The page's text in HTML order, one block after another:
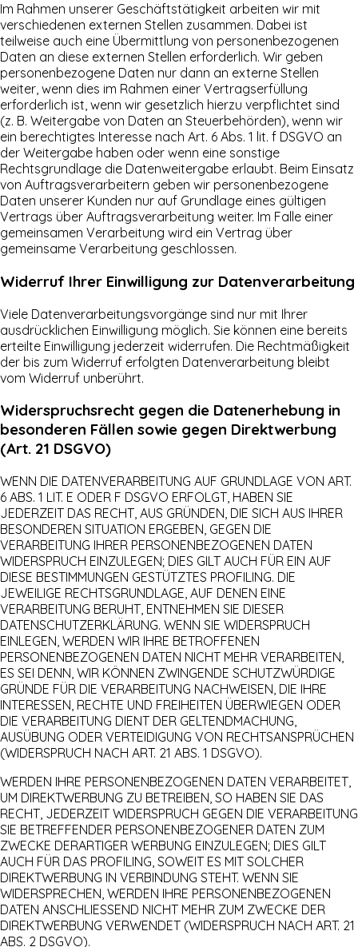
Im Rahmen unserer Geschäftstätigkeit arbeiten wir mit
verschiedenen externen Stellen zusammen. Dabei ist
teilweise auch eine Übermittlung von personenbezogenen
Daten an diese externen Stellen erforderlich. Wir geben
personenbezogene Daten nur dann an externe Stellen
weiter, wenn dies im Rahmen einer Vertragserfüllung
erforderlich ist, wenn wir gesetzlich hierzu verpflichtet sind
(z. B. Weitergabe von Daten an Steuerbehörden), wenn wir
ein berechtigtes Interesse nach Art. 6 Abs. 1 lit. f DSGVO an
der Weitergabe haben oder wenn eine sonstige
Rechtsgrundlage die Datenweitergabe erlaubt. Beim Einsatz
von Auftragsverarbeitern geben wir personenbezogene
Daten unserer Kunden nur auf Grundlage eines gültigen
Vertrags über Auftragsverarbeitung weiter. Im Falle einer
gemeinsamen Verarbeitung wird ein Vertrag über
gemeinsame Verarbeitung geschlossen.
Widerruf Ihrer Einwilligung zur Datenverarbeitung
Viele Datenverarbeitungsvorgänge sind nur mit Ihrer
ausdrücklichen Einwilligung möglich. Sie können eine bereits
erteilte Einwilligung jederzeit widerrufen. Die Rechtmäßigkeit
der bis zum Widerruf erfolgten Datenverarbeitung bleibt
vom Widerruf unberührt.
Widerspruchsrecht gegen die Datenerhebung in
besonderen Fällen sowie gegen Direktwerbung
(Art. 21 DSGVO)
WENN DIE DATENVERARBEITUNG AUF GRUNDLAGE VON ART.
6 ABS. 1 LIT. E ODER F DSGVO ERFOLGT, HABEN SIE
JEDERZEIT DAS RECHT, AUS GRÜNDEN, DIE SICH AUS IHRER
BESONDEREN SITUATION ERGEBEN, GEGEN DIE
VERARBEITUNG IHRER PERSONENBEZOGENEN DATEN
WIDERSPRUCH EINZULEGEN; DIES GILT AUCH FÜR EIN AUF
DIESE BESTIMMUNGEN GESTÜTZTES PROFILING. DIE
JEWEILIGE RECHTSGRUNDLAGE, AUF DENEN EINE
VERARBEITUNG BERUHT, ENTNEHMEN SIE DIESER
DATENSCHUTZERKLÄRUNG. WENN SIE WIDERSPRUCH
EINLEGEN, WERDEN WIR IHRE BETROFFENEN
PERSONENBEZOGENEN DATEN NICHT MEHR VERARBEITEN,
ES SEI DENN, WIR KÖNNEN ZWINGENDE SCHUTZWÜRDIGE
GRÜNDE FÜR DIE VERARBEITUNG NACHWEISEN, DIE IHRE
INTERESSEN, RECHTE UND FREIHEITEN ÜBERWIEGEN ODER
DIE VERARBEITUNG DIENT DER GELTENDMACHUNG,
AUSÜBUNG ODER VERTEIDIGUNG VON RECHTSANSPRÜCHEN
(WIDERSPRUCH NACH ART. 21 ABS. 1 DSGVO).
WERDEN IHRE PERSONENBEZOGENEN DATEN VERARBEITET,
UM DIREKTWERBUNG ZU BETREIBEN, SO HABEN SIE DAS
RECHT, JEDERZEIT WIDERSPRUCH GEGEN DIE VERARBEITUNG
SIE BETREFFENDER PERSONENBEZOGENER DATEN ZUM
ZWECKE DERARTIGER WERBUNG EINZULEGEN; DIES GILT
AUCH FÜR DAS PROFILING, SOWEIT ES MIT SOLCHER
DIREKTWERBUNG IN VERBINDUNG STEHT. WENN SIE
WIDERSPRECHEN, WERDEN IHRE PERSONENBEZOGENEN
DATEN ANSCHLIESSEND NICHT MEHR ZUM ZWECKE DER
DIREKTWERBUNG VERWENDET (WIDERSPRUCH NACH ART. 21
ABS. 2 DSGVO).